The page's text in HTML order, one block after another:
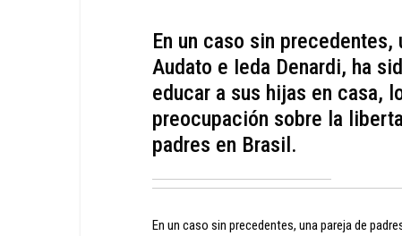
En un caso sin
Audato e Ieda Denardi, ha
educar a sus hijas en casa,
preocupación sobre la
padres en Brasil.
En un caso sin precedentes, una pareja de